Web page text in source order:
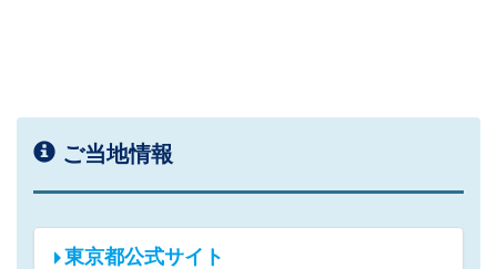
ご当地情報
東京都公式サイト